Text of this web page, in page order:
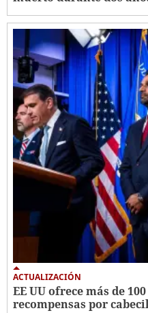
ACTUALIZACIÓN
EE UU ofrece más de
recompensas por